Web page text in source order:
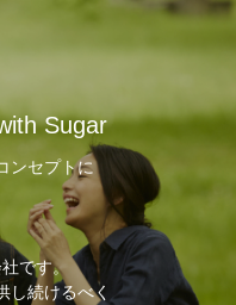
Sugar
ンセプトに
です。
し続けるべく